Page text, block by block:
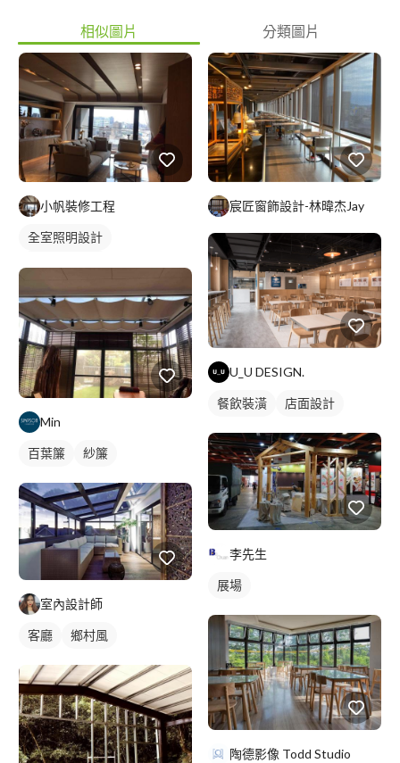
相似圖片 分類圖片
小帆裝修工程
全室照明設計
Min
百葉簾 紗簾
室內設計師
客廳 鄉村風
宸匠窗飾設計-林暐杰Jay
U_U DESIGN.
餐飲裝潢 店面設計
李先生
展場
陶德影像 Todd Studio